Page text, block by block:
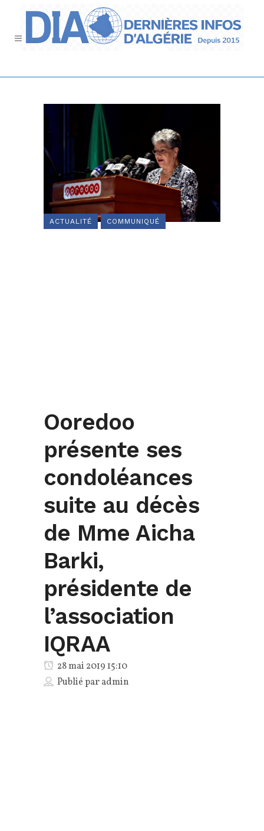
ACTUALITÉ COMMUNIQUÉ
Ooredoo
présente ses
condoléances
suite au décès
de Mme Aicha
Barki,
présidente de
l’association
IQRAA
28 mai 2019 15:10
Publié paradmin